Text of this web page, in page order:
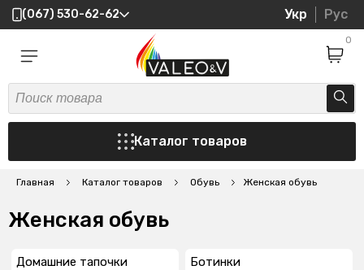
(067) 530-62-62 Укр Рус
0
Каталог товаров
Главная Каталог товаров Обувь Женская обувь
Женская обувь
Домашние тапочки Ботинки